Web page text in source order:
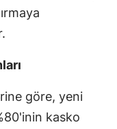
Giresun
Gümüşhane
Hakkari
Hatay
göre, yeni
kasko